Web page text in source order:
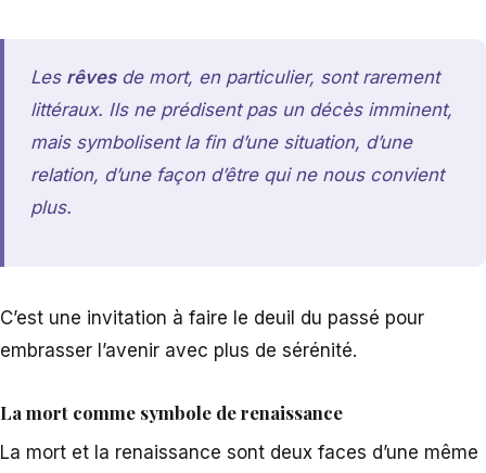
Les rêvesde mort, en particulier, sont rarement
littéraux. Ils ne prédisent pas un décès imminent,
mais symbolisent la fin d’une situation, d’une
relation, d’une façon d’être qui ne nous convient
plus.
C’est une invitation à faire le deuil du passé pour
embrasser l’avenir avec plus de sérénité.
La mort comme symbole de renaissance
La mort et la renaissance sont deux faces d’une même